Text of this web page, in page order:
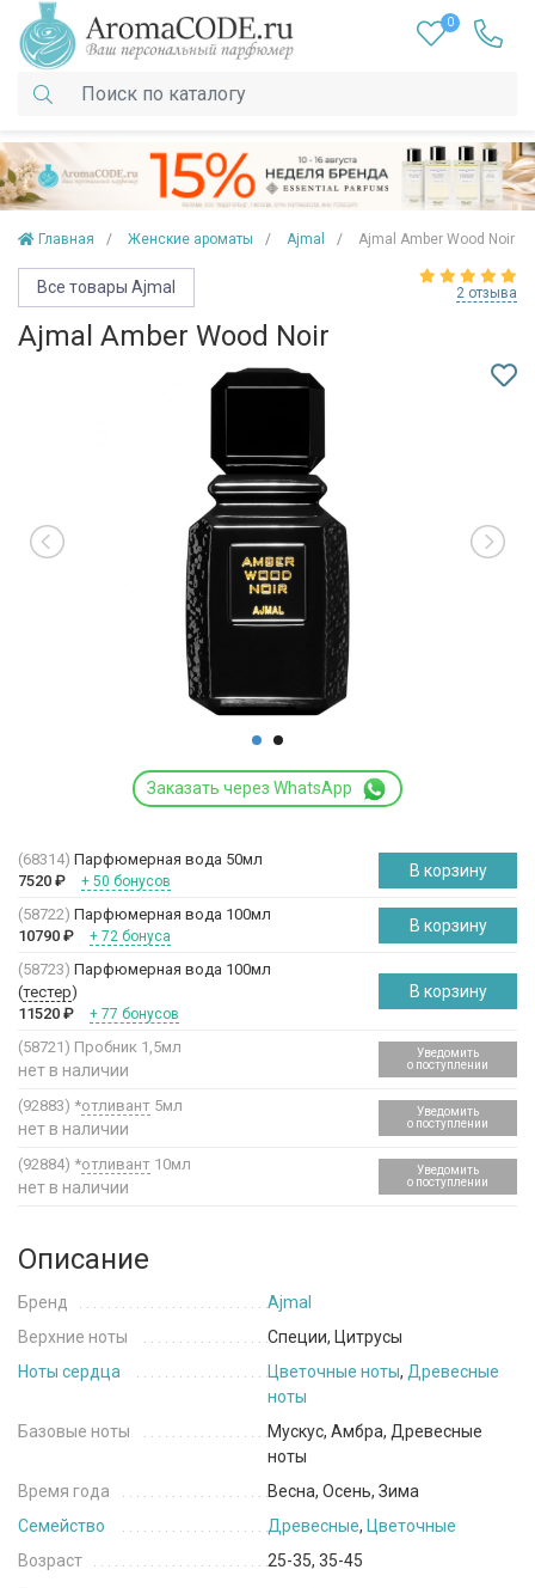
0
Главная Женские ароматы Ajmal Ajmal Amber Wood Noir
Все товары Ajmal 2 отзыва
Ajmal Amber Wood Noir
Заказать через WhatsApp
(68314) Парфюмерная вода 50мл
7520 ₽ + 50 бонусов
В корзину
(58722) Парфюмерная вода 100мл
10790 ₽ + 72 бонуса
В корзину
(58723) Парфюмерная вода 100мл
(тестер)
11520 ₽ + 77 бонусов
В корзину
(58721) Пробник 1,5мл
нет в наличии
Уведомить
о поступлении
(92883) *отливант 5мл
нет в наличии
Уведомить
о поступлении
(92884) *отливант 10мл
нет в наличии
Уведомить
о поступлении
Описание
Бренд
Ajmal
Верхние ноты
Специи, Цитрусы
Ноты сердца
Цветочные ноты, Древесные
ноты
Базовые ноты
Мускус, Амбра, Древесные
ноты
Время года
Весна, Осень, Зима
Семейство
Древесные, Цветочные
Возраст
25-35, 35-45